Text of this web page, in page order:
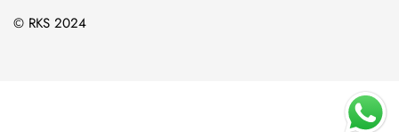
Sale
© RKS 2024